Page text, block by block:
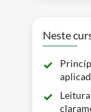
Neste